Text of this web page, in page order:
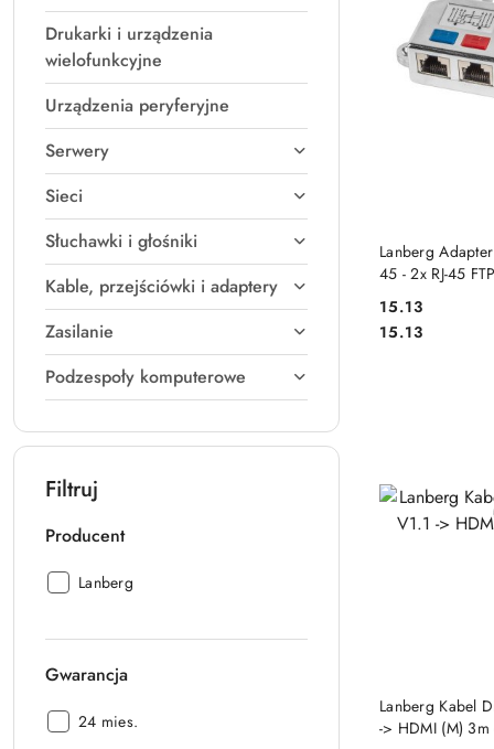
Drukarki i urządzenia
wielofunkcyjne
Urządzenia peryferyjne
Serwery
Sieci
Słuchawki i głośniki
Kable, przejściówki i adaptery
Zasilanie
Podzespoły komputerowe
Filtruj
Producent
Producent:
Lanberg
Gwarancja
Gwarancja:
24 mies.
Lanberg
45 - 2x RJ-45 FTP
Cena:
15.13
Cena:
15.13
Lanberg Kabel
-> HDMI (M) 3m